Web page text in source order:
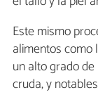
Este mismo
alimentos como
un alto grado
cruda, y